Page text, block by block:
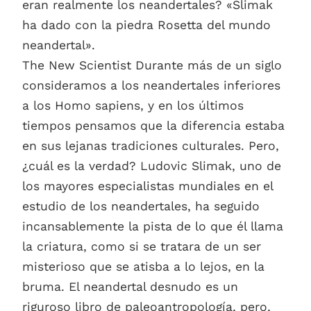
eran realmente los neandertales? «Slimak
ha dado con la piedra Rosetta del mundo
neandertal».
The New Scientist Durante más de un siglo
consideramos a los neandertales inferiores
a los Homo sapiens, y en los últimos
tiempos pensamos que la diferencia estaba
en sus lejanas tradiciones culturales. Pero,
¿cuál es la verdad? Ludovic Slimak, uno de
los mayores especialistas mundiales en el
estudio de los neandertales, ha seguido
incansablemente la pista de lo que él llama
la criatura, como si se tratara de un ser
misterioso que se atisba a lo lejos, en la
bruma. El neandertal desnudo es un
riguroso libro de paleoantropología, pero,